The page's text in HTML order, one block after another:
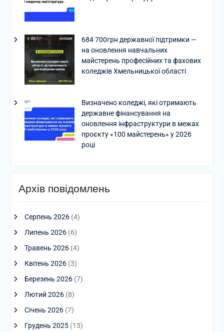
684 700грн державної підтримки —
на оновлення навчальних
майстерень професійних та фахових
коледжів Хмельницької області
Визначено коледжі, які отримають
державне фінансування на
оновлення інфраструктури в межах
проєкту «100 майстерень» у 2026
році
Архів повідомлень
Серпень 2026(4)
Липень 2026(6)
Травень 2026(4)
Квітень 2026(3)
Березень 2026(7)
Лютий 2026(8)
Січень 2026(7)
Грудень 2025(13)